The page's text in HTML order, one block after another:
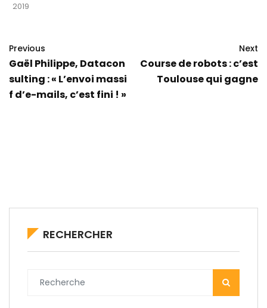
2019
Previous
Gaël Philippe, Datacon
sulting : « L’envoi massi
f d’e-mails, c’est fini ! »
Next
Course de robots : c’est
Toulouse qui gagne
RECHERCHER